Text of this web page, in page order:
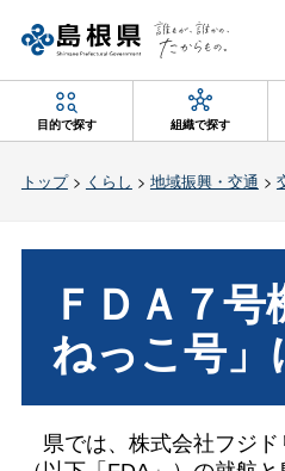
目的で探す 組織で探す
トップ> くらし > 地域振興・交通 >
ＦＤＡ７号
ねっこ号」
県では、株式会社フジド